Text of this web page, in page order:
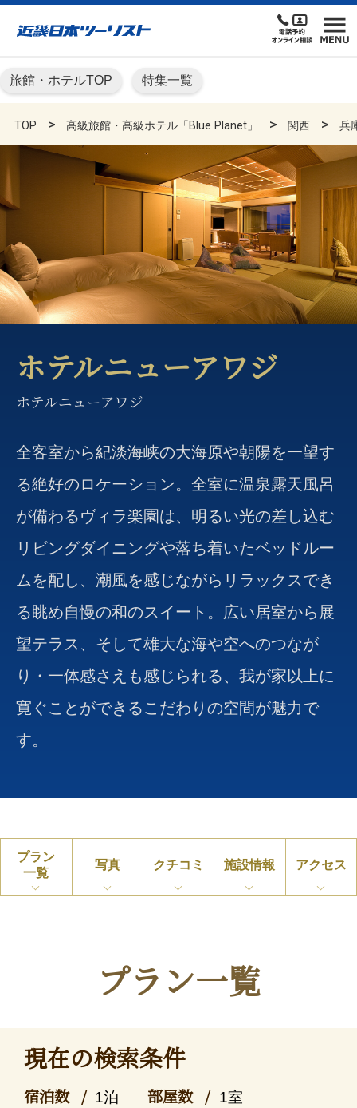
旅館・ホテルTOP 特集一覧
TOP 高級旅館・高級ホテル「Blue Planet」 関西 兵
ホテルニューアワジ
ホテルニューアワジ
全客室から紀淡海峡の大海原や朝陽を一望す
る絶好のロケーション。全室に温泉露天風呂
が備わるヴィラ楽園は、明るい光の差し込む
リビングダイニングや落ち着いたベッドルー
ムを配し、潮風を感じながらリラックスでき
る眺め自慢の和のスイート。広い居室から展
望テラス、そして雄大な海や空へのつなが
り・一体感さえも感じられる、我が家以上に
寛ぐことができるこだわりの空間が魅力で
す。
プラン
一覧
写真 クチコミ 施設情報 アクセス
プラン一覧
現在の検索条件
宿泊数 1泊 部屋数 1室